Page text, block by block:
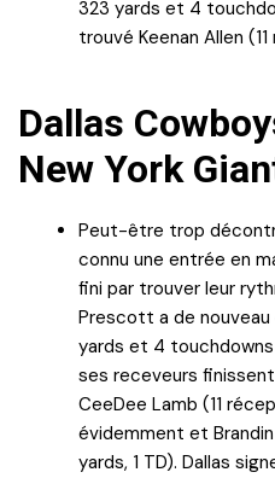
323 yards et 4
trouvé Keenan Allen
Dallas
New York
Peut-être trop
connu une entrée en
fini par trouver leur
Prescott a de
yards et 4
ses receveurs
CeeDee Lamb (11
évidemment et
yards, 1 TD). Dallas